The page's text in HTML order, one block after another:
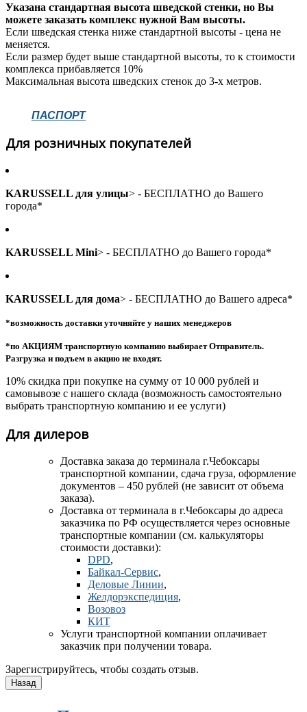
Указана стандартная высота шведской стенки, но Вы
можете заказать комплекс нужной Вам высоты.
Если шведская стенка ниже стандартной высоты - цена не
меняется.
Если размер будет выше стандартной высоты, то к стоимости
комплекса прибавляется 10%
Максимальная высота шведских стенок до 3-х метров.
ПАСПОРТ
Для розничных покупателей
KARUSSELL для улицы> - БЕСПЛАТНО до Вашего
города*
KARUSSELL Mini> - БЕСПЛАТНО до Вашего города*
KARUSSELL для дома> - БЕСПЛАТНО до Вашего адреса*
*возможность доставки уточняйте у наших менеджеров
*по АКЦИЯМ транспортную компанию выбирает Отправитель.
Разгрузка и подъем в акцию не входят.
10% скидка при покупке на сумму от 10 000 рублей и
самовывозе с нашего склада (возможность самостоятельно
выбрать транспортную компанию и ее услуги)
Для дилеров
Доставка заказа до терминала г.Чебоксары
транспортной компании, сдача груза, оформление
документов – 450 рублей (не зависит от объема
заказа).
Доставка от терминала в г.Чебоксары до адреса
заказчика по РФ осуществляется через основные
транспортные компании (см. калькуляторы
стоимости доставки):
DPD,
Байкал-Сервис,
Деловые Линии,
Желдорэкспедиция,
Возовоз
КИТ
Услуги транспортной компании оплачивает
заказчик при получении товара.
Зарегистрируйтесь, чтобы создать отзыв.